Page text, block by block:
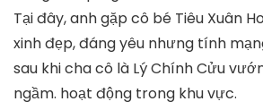
Tại đây, anh gặp cô bé Tiêu Xuân
xinh đẹp, đáng yêu nhưng tính
sau khi cha cô là Lý Chính Cửu
ngầm. hoạt động trong khu vực.